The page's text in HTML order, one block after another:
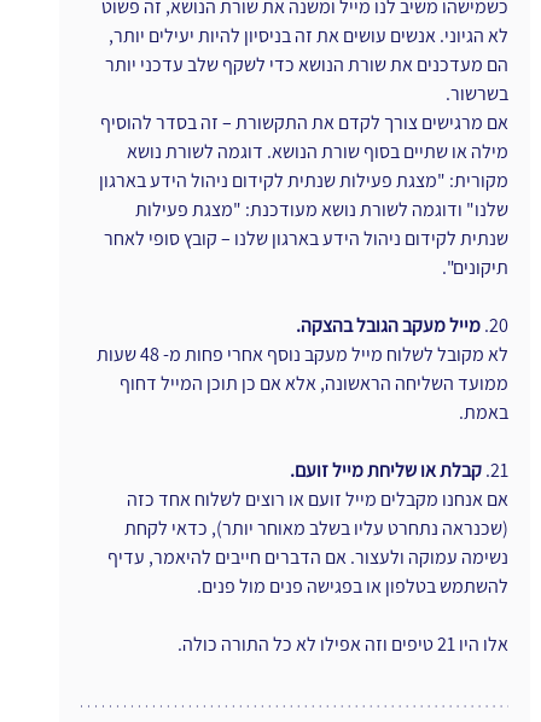
כשמישהו משיב לנו מייל ומשנה את שורת הנושא, זה פשוט
לא הגיוני. אנשים עושים את זה בניסיון להיות יעילים יותר,
הם מעדכנים את שורת הנושא כדי לשקף שלב עדכני יותר
בשרשור.
אם מרגישים צורך לקדם את התקשורת – זה בסדר להוסיף
מילה או שתיים בסוף שורת הנושא. דוגמה לשורת נושא
מקורית: "מצגת פעילות שנתית לקידום ניהול הידע בארגון
שלנו" ודוגמה לשורת נושא מעודכנת: "מצגת פעילות
שנתית לקידום ניהול הידע בארגון שלנו – קובץ סופי לאחר
תיקונים".
20. מייל מעקב הגובל בהצקה.
לא מקובל לשלוח מייל מעקב נוסף אחרי פחות מ- 48 שעות
ממועד השליחה הראשונה, אלא אם כן תוכן המייל דחוף
באמת.
21. קבלת או שליחת מייל זועם.
אם אנחנו מקבלים מייל זועם או רוצים לשלוח אחד כזה
(שכנראה נתחרט עליו בשלב מאוחר יותר), כדאי לקחת
נשימה עמוקה ולעצור. אם הדברים חייבים להיאמר, עדיף
להשתמש בטלפון או בפגישה פנים מול פנים.
אלו היו 21 טיפים וזה אפילו לא כל התורה כולה.